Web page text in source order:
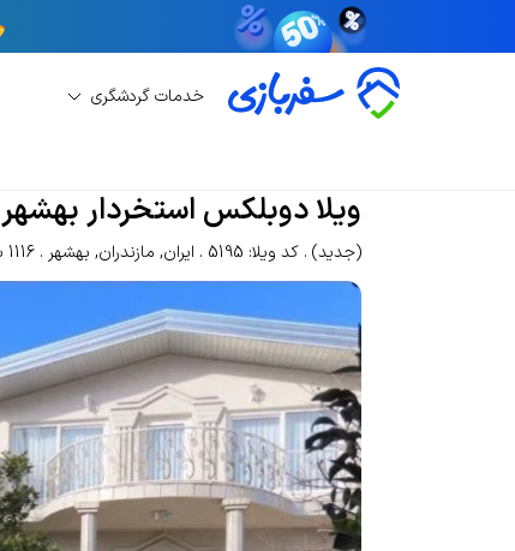
خدمات گردشگری
ویلا دوبلکس استخردار بهشهر
(جدید) کد ویلا: 5195 ایران, مازندران, بهشهر 1116 بازدید